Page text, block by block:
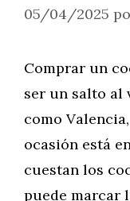
05/04/2025
Comprar un
ser un salto al
como
ocasión está
cuestan los
puede marcar